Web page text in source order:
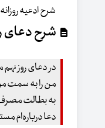
شرح ادعیه
شرح دعای
در دعای روز
من را به سمت
به بطالت مصرف
دعا درباره‌ام